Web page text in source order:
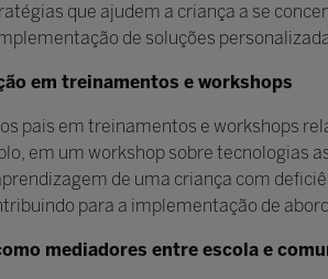
que ajudem a criança a se
de soluções
em treinamentos e workshops
pais em treinamentos e workshops
em um workshop sobre tecnologias
de uma criança com
para a implementação de
mediadores entre escola e